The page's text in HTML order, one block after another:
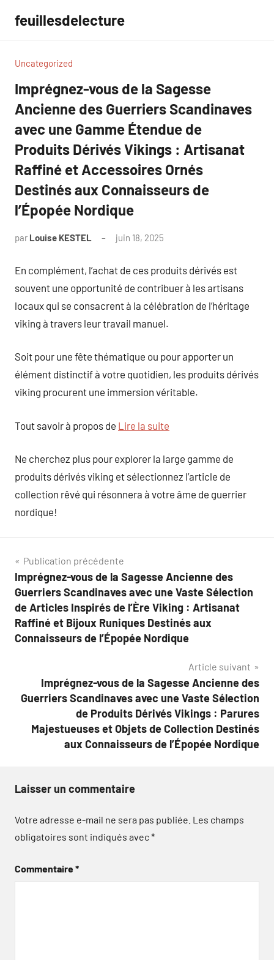
contenu
feuillesdelecture
Uncategorized
Imprégnez-vous de la Sagesse
Ancienne des Guerriers Scandinaves
avec une Gamme Étendue de
Produits Dérivés Vikings : Artisanat
Raffiné et Accessoires Ornés
Destinés aux Connaisseurs de
l’Épopée Nordique
par Louise KESTEL juin 18, 2025
En complément, l’achat de ces produits dérivés est
souvent une opportunité de contribuer à les artisans
locaux qui se consacrent à la célébration de l’héritage
viking à travers leur travail manuel.
Soit pour une fête thématique ou pour apporter un
élément distinctif à votre quotidien, les produits dérivés
viking procurent une immersion véritable.
Tout savoir à propos de Lire la suite
Ne cherchez plus pour explorer la large gamme de
produits dérivés viking et sélectionnez l’article de
collection rêvé qui résonnera à votre âme de guerrier
nordique!
Navigation
de
l’article
Publication précédente
Imprégnez-vous de la Sagesse Ancienne des
Guerriers Scandinaves avec une Vaste Sélection
de Articles Inspirés de l’Ère Viking : Artisanat
Raffiné et Bijoux Runiques Destinés aux
Connaisseurs de l’Épopée Nordique
Article suivant
Imprégnez-vous de la Sagesse Ancienne des
Guerriers Scandinaves avec une Vaste Sélection
de Produits Dérivés Vikings : Parures
Majestueuses et Objets de Collection Destinés
aux Connaisseurs de l’Épopée Nordique
Laisser un commentaire
Votre adresse e-mail ne sera pas publiée. Les champs
obligatoires sont indiqués avec*
Commentaire*